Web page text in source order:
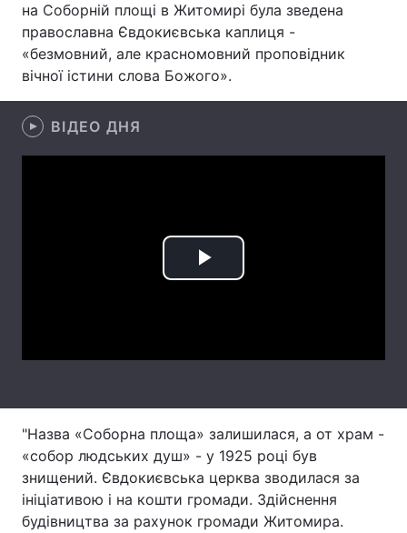
Зброя Інциденти
Здоров'я Туризм
Екологія
на Соборній площі в Житомирі була зведена
православна Євдокиєвська каплиця -
«безмовний, але красномовний проповідник
вічної істини слова Божого».
ВІДЕО ДНЯ
Play
"Назва «Соборна площа» залишилася, а от храм -
«собор людських душ» - у 1925 році був
знищений. Євдокиєвська церква зводилася за
ініціативою і на кошти громади. Здійснення
будівництва за рахунок громади Житомира.